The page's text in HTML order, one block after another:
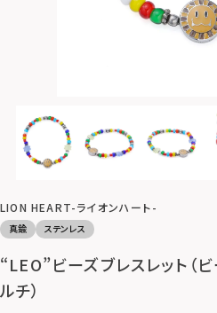
LION HEART-ライオンハート-
真鍮 ステンレス
“LEO”ビーズブレスレット（
ルチ）